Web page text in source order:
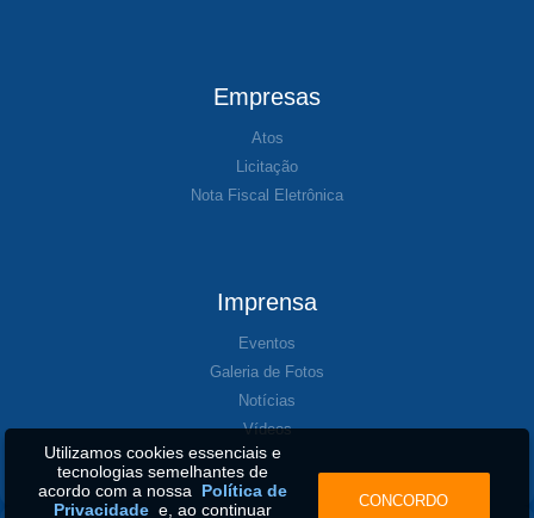
Empresas
Atos
Licitação
Nota Fiscal Eletrônica
Imprensa
Eventos
Galeria de Fotos
Notícias
Vídeos
Utilizamos cookies essenciais e
tecnologias semelhantes de
acordo com a nossa Política de
Privacidadee, ao continuar CONCORDO